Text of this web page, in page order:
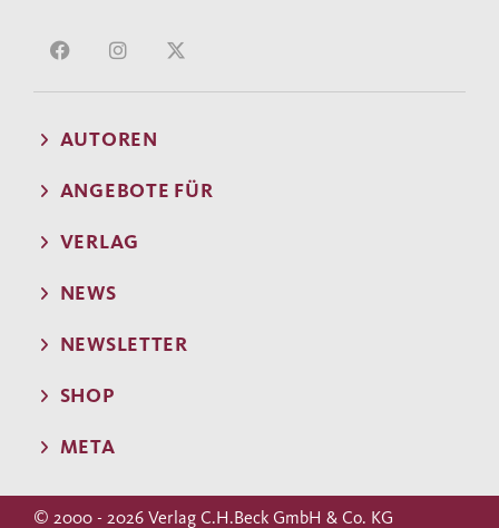
AUTOREN
ANGEBOTE FÜR
VERLAG
NEWS
NEWSLETTER
SHOP
META
© 2000 - 2026 Verlag C.H.Beck GmbH & Co. KG